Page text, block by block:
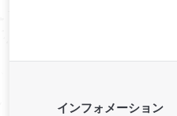
インフォメーション